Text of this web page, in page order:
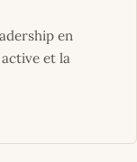
en
et la